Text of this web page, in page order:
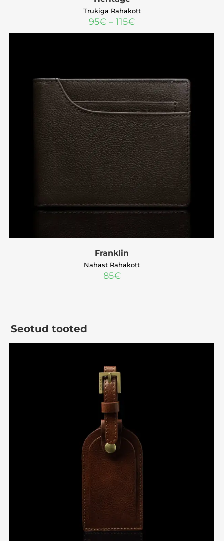
Trukiga Rahakott
95€ – 115€
Nahast Rahakott
Franklin
85€
Seotud tooted